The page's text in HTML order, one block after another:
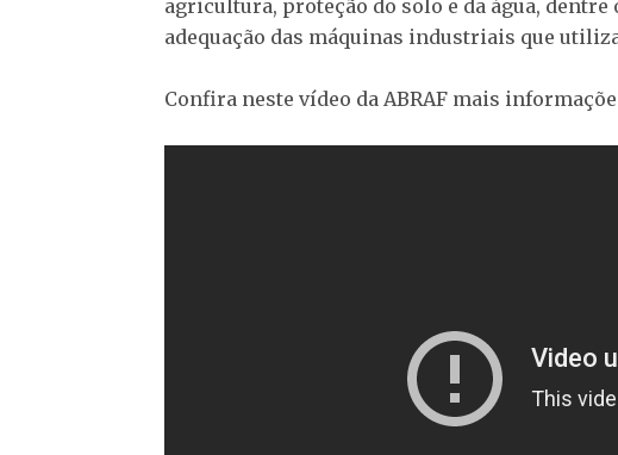
agricultura, proteção do solo e da água,
adequação das máquinas industriais que
Confira neste vídeo da ABRAF mais